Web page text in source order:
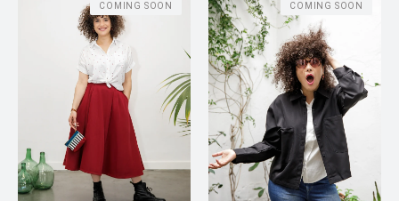
COMING SOON COMING SOON